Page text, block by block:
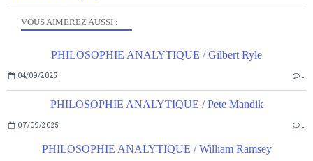
VOUS AIMEREZ AUSSI :
PHILOSOPHIE ANALYTIQUE / Gilbert Ryle
04/09/2025 …
PHILOSOPHIE ANALYTIQUE / Pete Mandik
07/09/2025 …
PHILOSOPHIE ANALYTIQUE / William Ramsey